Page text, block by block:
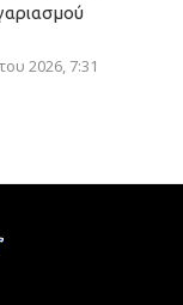
2026, 7:31